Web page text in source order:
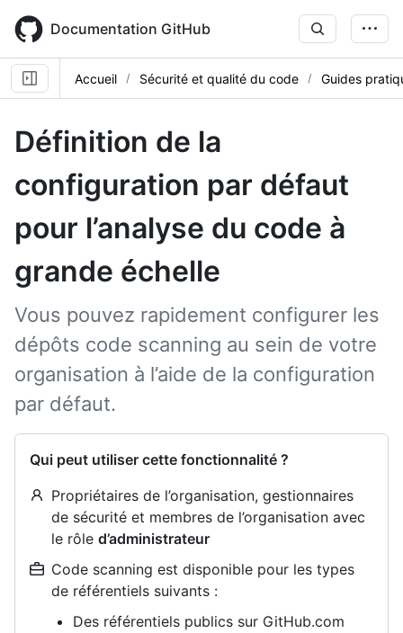
main
content
Documentation GitHub
Accueil Sécurité et qualité du code Guides
Définition de la
configuration par défaut
pour l’analyse du code à
grande échelle
Vous pouvez rapidement configurer les
dépôts code scanning au sein de votre
organisation à l’aide de la configuration
par défaut.
Qui peut utiliser cette fonctionnalité ?
Propriétaires de l’organisation, gestionnaires
de sécurité et membres de l’organisation avec
le rôle d’administrateur
Code scanning est disponible pour les types
de référentiels suivants :
Des référentiels publics sur GitHub.com